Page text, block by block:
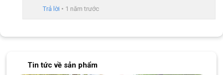
Trả lời • 1 năm trước
Tin tức về sản phẩm